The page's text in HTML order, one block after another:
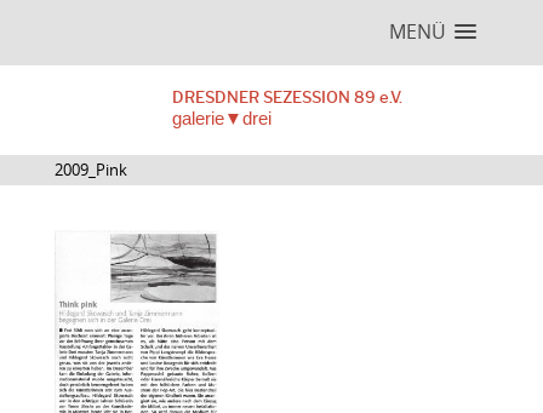
MENÜ
DRESDNER SEZESSION 89 e.V.
galerie▼drei
2009_Pink